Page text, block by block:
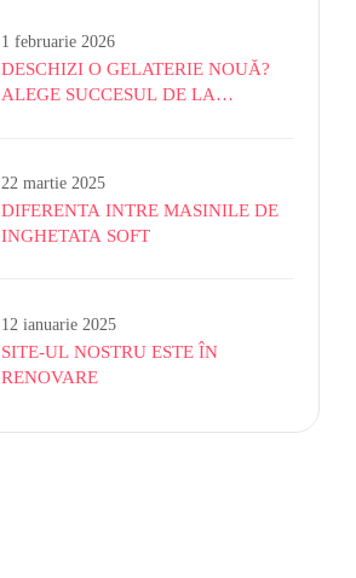
1 februarie 2026
DESCHIZI O GELATERIE NOUĂ?
ALEGE SUCCESUL DE LA
22 martie 2025
DIFERENTA INTRE MASINILE DE
INGHETATA SOFT
12 ianuarie 2025
SITE-UL NOSTRU ESTE ÎN
RENOVARE